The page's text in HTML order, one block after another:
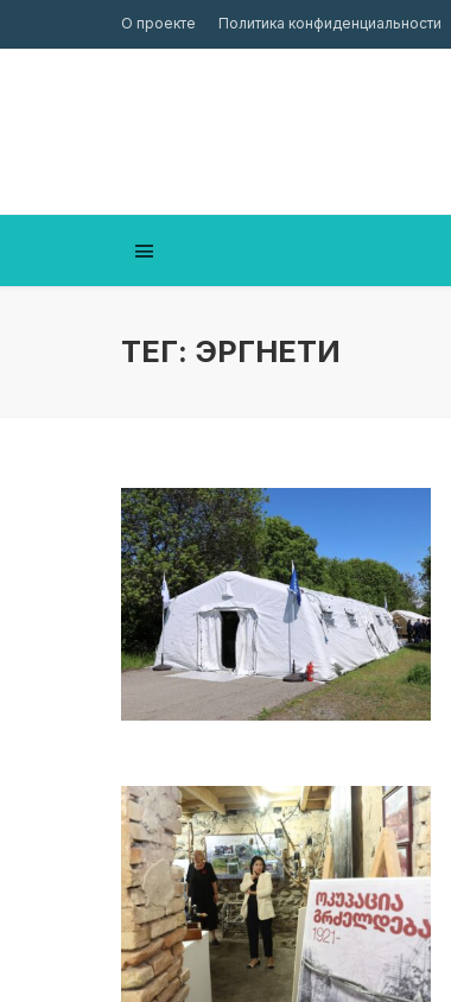
О проекте Политика конфиденциальности
ТЕГ: ЭРГНЕТИ